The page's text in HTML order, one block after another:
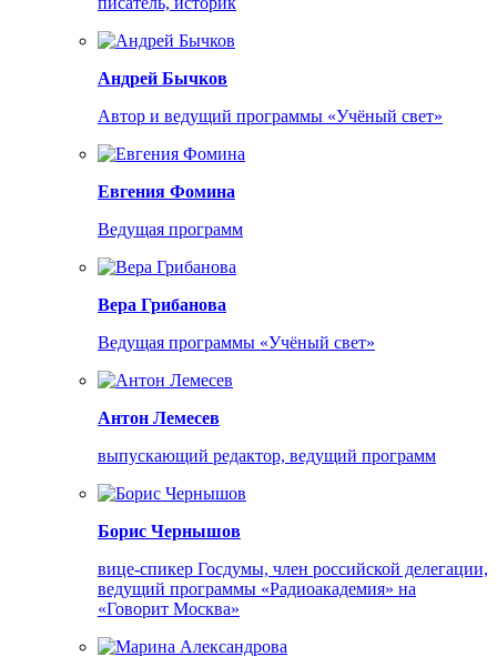
Андрей Бычков
Автор и ведущий программы «Учёный свет»
Евгения Фомина
Ведущая программ
Вера Грибанова
Ведущая программы «Учёный свет»
Антон Лемесев
выпускающий редактор, ведущий программ
Борис Чернышов
вице-спикер Госдумы, член российской делегации,
ведущий программы «Радиоакадемия» на
«Говорит Москва»